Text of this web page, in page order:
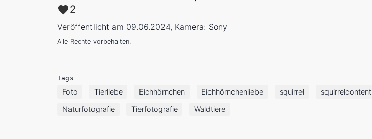
2
Veröffentlicht am 09.06.2024, Kamera: Sony
Alle Rechte vorbehalten.
Tags
Foto Tierliebe Eichhörnchen Eichhörnchenliebe squirrel squirrelcontent
Naturfotografie Tierfotografie Waldtiere